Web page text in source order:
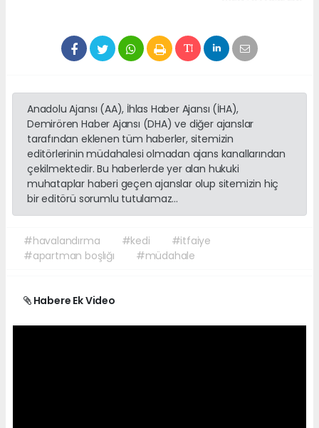
Anadolu Ajansı (AA), İhlas Haber Ajansı (İHA),
Demirören Haber Ajansı (DHA) ve diğer ajanslar
tarafından eklenen tüm haberler, sitemizin
editörlerinin müdahalesi olmadan ajans kanallarından
çekilmektedir. Bu haberlerde yer alan hukuki
muhataplar haberi geçen ajanslar olup sitemizin hiç
bir editörü sorumlu tutulamaz...
#havalandırma #kedi
#itfaiye
#apartman boşlığı
#müdahale
Habere Ek Video